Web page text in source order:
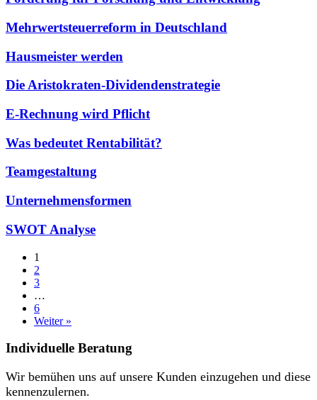
Mehrwertsteuerreform in Deutschland
Hausmeister werden
Die Aristokraten-Dividendenstrategie
E-Rechnung wird Pflicht
Was bedeutet Rentabilität?
Teamgestaltung
Unternehmensformen
SWOT Analyse
1
2
3
…
6
Weiter »
Individuelle Beratung
Wir bemühen uns auf unsere Kunden einzugehen und diese
kennenzulernen.